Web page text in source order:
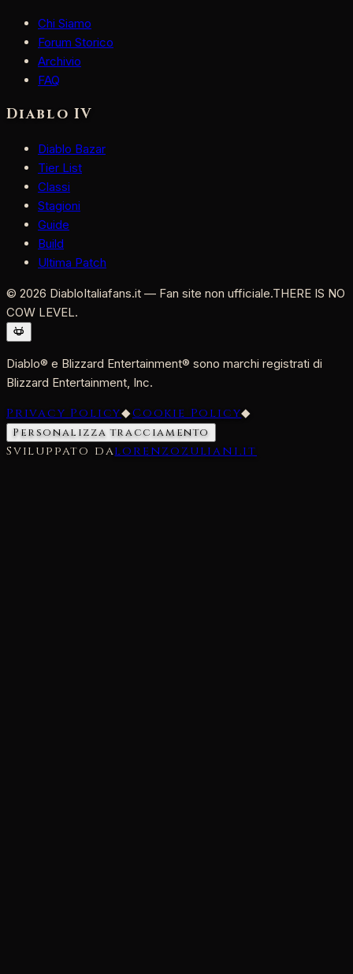
Chi Siamo
Forum Storico
Archivio
FAQ
Diablo IV
Diablo Bazar
Tier List
Classi
Stagioni
Guide
Build
Ultima Patch
© 2026 DiabloItaliafans.it — Fan site non ufficiale.THERE IS NO
COW LEVEL.
Diablo® e Blizzard Entertainment® sono marchi registrati di
Blizzard Entertainment, Inc.
Privacy Policy◆Cookie Policy◆
Personalizza tracciamento
Sviluppato dalorenzozuliani.it